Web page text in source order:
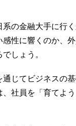
の金融大手に行
性に響くのか、
しょう。
じてビジネスの
社員を「育てよ